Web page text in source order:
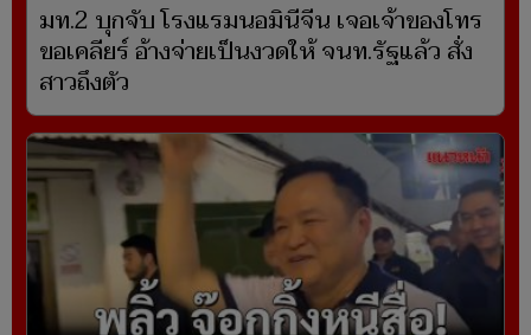
มท.2 บุกจับ โรงแรมนอมินีจีน เจอเจ้าของโทร
ขอเคลียร์ อ้างจ่ายเป็นงวดให้ จนท.รัฐแล้ว สั่ง
สาวถึงตัว